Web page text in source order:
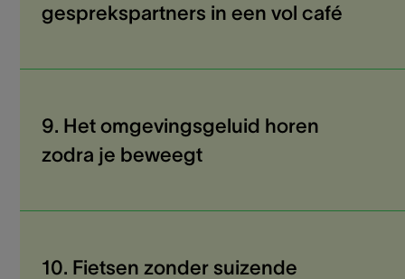
gesprekspartners in een vol café
9. Het omgevingsgeluid horen
zodra je beweegt
10. Fietsen zonder suizende